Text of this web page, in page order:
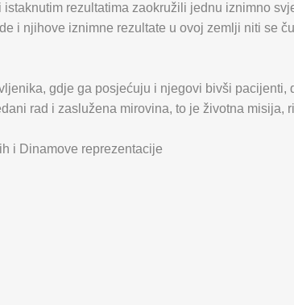
rezultatima zaokružili jednu iznimno
i njihove iznimne rezultate u ovoj zemlji niti se
gdje ga posjećuju i njegovi bivši
rad i zaslužena mirovina, to je životna misija,
i Dinamove reprezentacije